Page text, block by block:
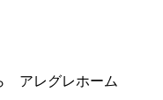
アレグレホーム